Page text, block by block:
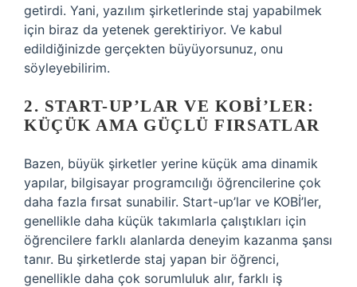
getirdi. Yani, yazılım şirketlerinde staj yapabilmek
için biraz da yetenek gerektiriyor. Ve kabul
edildiğinizde gerçekten büyüyorsunuz, onu
söyleyebilirim.
2. START-UP’LAR VE KOBİ’LER:
KÜÇÜK AMA GÜÇLÜ FIRSATLAR
Bazen, büyük şirketler yerine küçük ama dinamik
yapılar, bilgisayar programcılığı öğrencilerine çok
daha fazla fırsat sunabilir. Start-up’lar ve KOBİ’ler,
genellikle daha küçük takımlarla çalıştıkları için
öğrencilere farklı alanlarda deneyim kazanma şansı
tanır. Bu şirketlerde staj yapan bir öğrenci,
genellikle daha çok sorumluluk alır, farklı iş